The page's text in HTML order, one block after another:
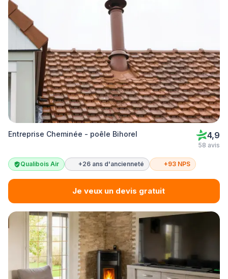
Entreprise Cheminée - poêle Bihorel 4,9
58 avis
Qualibois Air +26 ans d'ancienneté +93 NPS
Je veux un devis gratuit